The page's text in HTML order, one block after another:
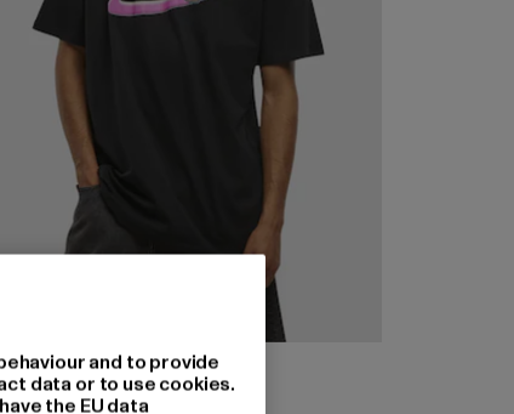
TEE UPSCALE
Logo
and to provide
data or to use cookies.
the EU data